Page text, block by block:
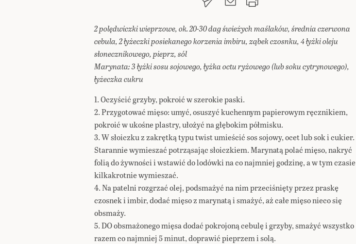
2 polędwiczki wieprzowe, ok. 20-30 dag świeżych maślaków, średnia czerwona
cebula, 2 łyżeczki posiekanego korzenia imbiru, ząbek czosnku, 4 łyżki oleju
słonecznikowego, pieprz, sól
Marynata: 3 łyżki sosu sojowego, łyżka octu ryżowego (lub soku cytrynowego),
łyżeczka cukru
1. Oczyścić grzyby, pokroić w szerokie paski.
2. Przygotować mięso: umyć, osuszyć kuchennym papierowym ręcznikiem,
pokroić w ukośne plastry, ułożyć na głębokim półmisku.
3. W słoiczku z zakrętką typu twist umieścić sos sojowy, ocet lub sok i cukier.
Starannie wymieszać potrząsając słoiczkiem. Marynatą polać mięso, nakryć
folią do żywności i wstawić do lodówki na co najmniej godzinę, a w tym czasie
kilkakrotnie wymieszać.
4. Na patelni rozgrzać olej, podsmażyć na nim przeciśnięty przez praskę
czosnek i imbir, dodać mięso z marynatą i smażyć, aż całe mięso nieco się
obsmaży.
5. DO obsmażonego mięsa dodać pokrojoną cebulę i grzyby, smażyć wszystko
razem co najmniej 5 minut, doprawić pieprzem i solą.